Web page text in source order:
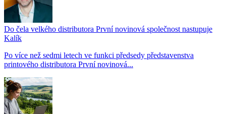
Do čela velkého distributora První novinová společnost nastupuje
Kalík
Po více než sedmi letech ve funkci předsedy představenstva
printového distributora První novinová...